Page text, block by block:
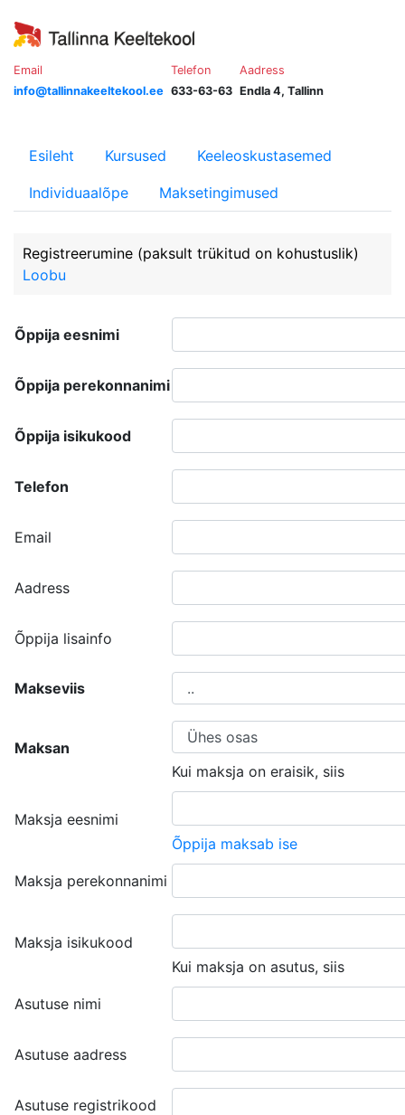
Email
info@tallinnakeeltekool.ee
Telefon
633-63-63
Aadress
Endla 4, Tallinn
Esileht Kursused Keeleoskustasemed
Individuaalõpe Maksetingimused
Registreerumine (paksult trükitud on kohustuslik)
Loobu
Õppija eesnimi
Õppija perekonnanimi
Õppija isikukood
Telefon
Email
Aadress
Õppija lisainfo
Makseviis
Maksan
Kui maksja on eraisik, siis
Maksja eesnimi
Õppija maksab ise
Maksja perekonnanimi
Maksja isikukood
Kui maksja on asutus, siis
Asutuse nimi
Asutuse aadress
Asutuse registrikood